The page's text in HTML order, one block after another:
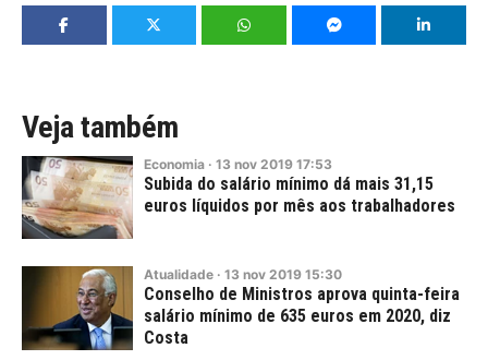
Veja também
Economia · 13 nov 2019 17:53
Subida do salário mínimo dá mais 31,15
euros líquidos por mês aos trabalhadores
Atualidade · 13 nov 2019 15:30
Conselho de Ministros aprova quinta-feira
salário mínimo de 635 euros em 2020, diz
Costa